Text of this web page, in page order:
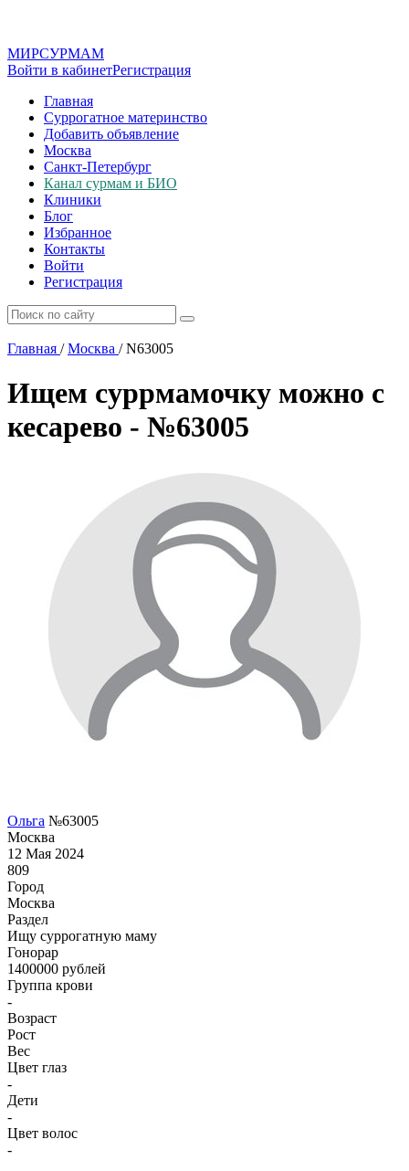
МИРСУРМАМ
Войти в кабинетРегистрация
Главная
Суррогатное материнство
Добавить объявление
Москва
Санкт-Петербург
Канал сурмам и БИО
Клиники
Блог
Избранное
Контакты
Войти
Регистрация
Главная / Москва /N63005
Ищем суррмамочку можно с
кесарево - №63005
Ольга №63005
Москва
12 Мая 2024
809
Город
Москва
Раздел
Ищу суррогатную маму
Гонoрар
1400000 рублей
Группа крови
-
Возраст
Рост
Вес
Цвет глаз
-
Дети
-
Цвет волос
-